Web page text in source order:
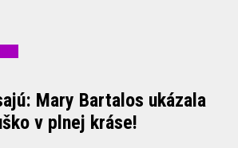
Mary Bartalos ukázala
v plnej kráse!